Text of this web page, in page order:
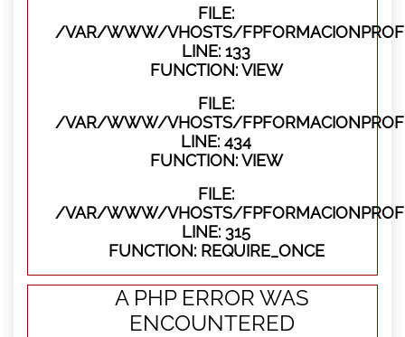
FILE:
/VAR/WWW/VHOSTS/
LINE: 133
FUNCTION: VIEW
FILE:
/VAR/WWW/VHOSTS/
LINE: 434
FUNCTION: VIEW
FILE:
/VAR/WWW/VHOSTS/
LINE: 315
FUNCTION: REQUIRE_ONCE
A PHP ERROR WAS
ENCOUNTERED